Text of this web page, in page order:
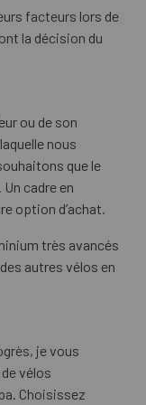
facteurs lors de
la décision du
ou de son
nous
que le
cadre en
option d’achat.
très avancés
autres vélos en
je vous
vélos
Choisissez